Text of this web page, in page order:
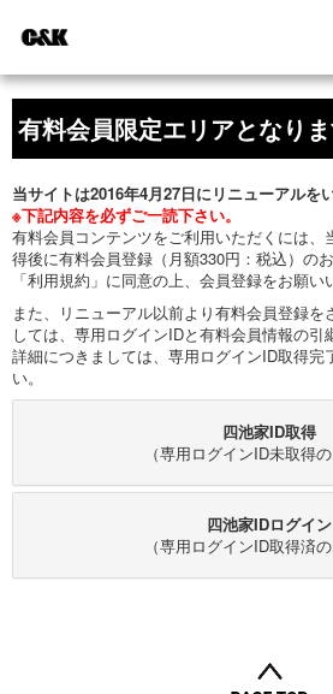
有料会員限定エリアとなり
当サイトは2016年4月27日にリニューアルを
※下記内容を必ずご一読下さい。
有料会員コンテンツをご利用いただくには、
得後に有料会員登録（月額330円：税込）の
「利用規約」に同意の上、会員登録をお願い
また、リニューアル以前より有料会員登録を
しては、専用ログインIDと有料会員情報の引
詳細につきましては、専用ログインID取得完
い。
四池家ID取得
（専用ログインID未取得の
四池家IDログイン
（専用ログインID取得済の